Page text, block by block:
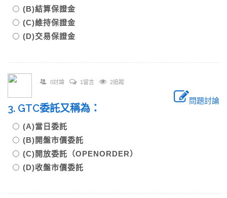
(B)結算保證金
(C)維持保證金
(D)交易保證金
0討論 1留言 2追蹤
問題討論
3. GTC委託又稱為：
(A)當日委託
(B)開盤市價委託
(C)開放委託（OPENORDER）
(D)收盤市價委託